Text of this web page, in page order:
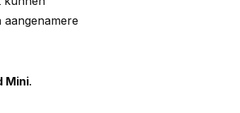
Mini.